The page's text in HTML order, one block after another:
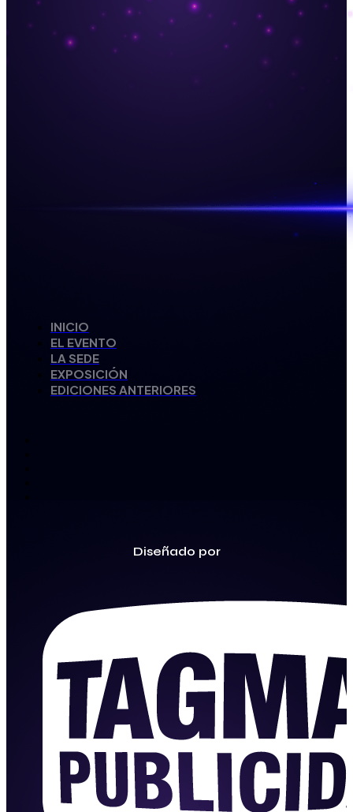
INICIO
EL EVENTO
LA SEDE
EXPOSICIÓN
EDICIONES ANTERIORES
Diseñado por